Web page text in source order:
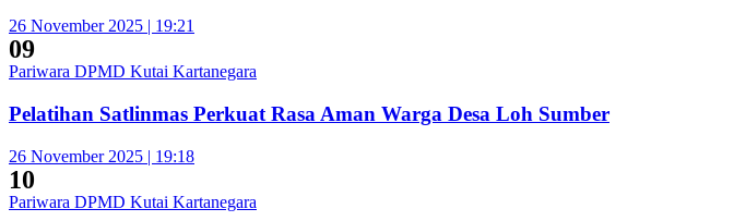
26 November 2025 | 19:21
09
Pariwara DPMD Kutai Kartanegara
Pelatihan Satlinmas Perkuat Rasa Aman Warga Desa Loh Sumber
26 November 2025 | 19:18
10
Pariwara DPMD Kutai Kartanegara